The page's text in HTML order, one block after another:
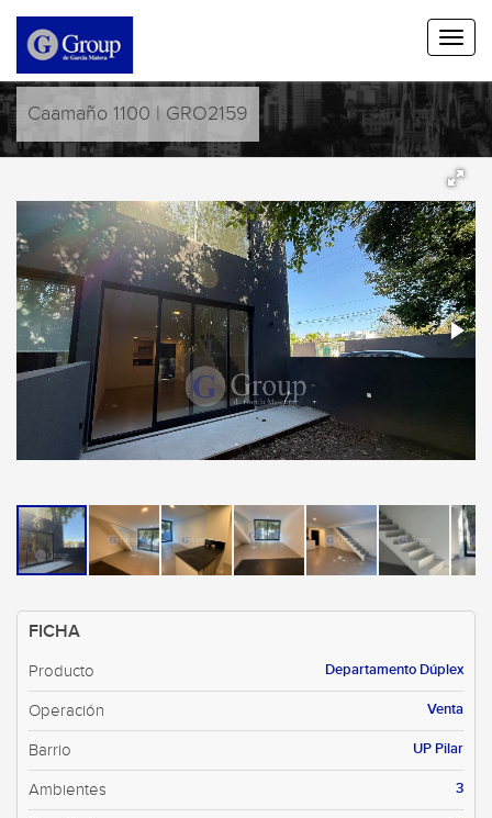
Caamaño 1100 | GRO2159
FICHA
Producto Departamento Dúplex
Operación Venta
Barrio UP Pilar
Ambientes 3